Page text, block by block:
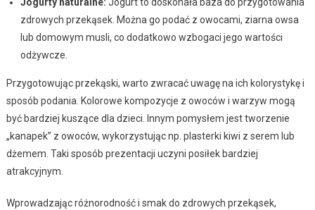
zdrowych przekąsek. Można go podać z owocami, ziarna owsa
lub domowym musli, co dodatkowo wzbogaci jego wartości
odżywcze.
Przygotowując przekąski, warto zwracać uwagę na ich kolorystykę i
sposób podania. Kolorowe kompozycje z owoców i warzyw mogą
być bardziej kuszące dla dzieci. Innym pomysłem jest tworzenie
„kanapek” z owoców, wykorzystując np. plasterki kiwi z serem lub
dżemem. Taki sposób prezentacji uczyni posiłek bardziej
atrakcyjnym.
Wprowadzając różnorodność i smak do zdrowych przekąsek,